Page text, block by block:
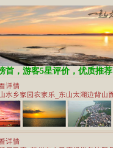
首，游客5星评价，优质推荐